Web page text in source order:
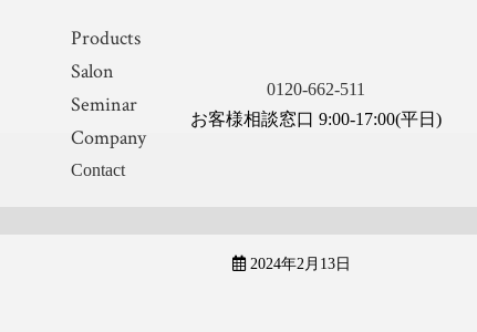
Products
Salon
Seminar
Company
Contact
0120-662-511
お客様相談窓口 9:00-17:00(平日)
2024年2月13日